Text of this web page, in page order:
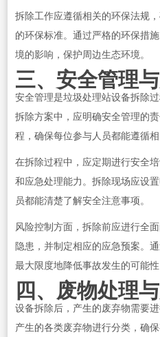
拆除工作应遵循相关的环保法规
的环保标准。通过严格的环保措
境的影响，保护周边生态环境。
三、安全管理
安全管理是垃圾处理站设备拆除
拆除方案中，应明确安全管理的
程，确保每位参与人员都能遵循相
在拆除过程中，应定期进行安全
和应急处理能力。拆除现场应设
员都能清楚了解安全注意事项。
风险控制方面，拆除前应进行全
隐患，并制定相应的应急预案。
最大限度地降低事故发生的可能
四、废物处理
设备拆除后，产生的废弃物需要
产生的各类废弃物进行分类，确